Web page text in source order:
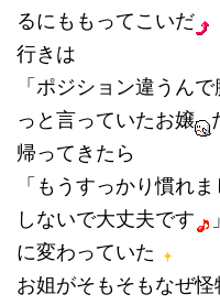
るにももってこいだ
行きは
「ポジション違うん
っと言っていたお嬢
帰ってきたら
「もうすっかり慣れま
しないで大丈夫です
」
に変わっていた
お姐がそもそもなぜ